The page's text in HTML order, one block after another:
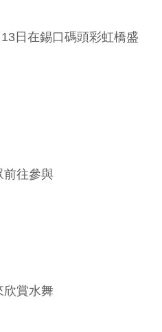
日在錫口碼頭彩虹橋盛
前往參與
欣賞水舞